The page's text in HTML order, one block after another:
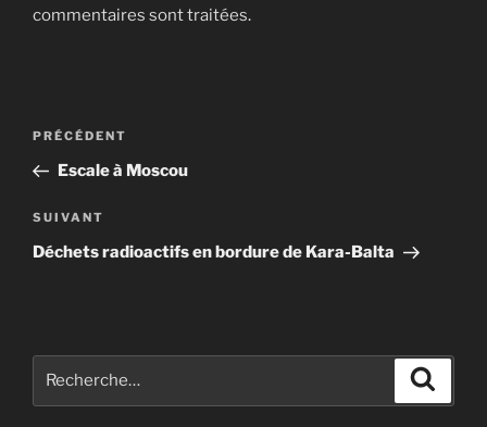
commentaires sont traitées.
Navigation
l’article
Article
précédent
PRÉCÉDENT
Escale à Moscou
Article
suivant
SUIVANT
Déchets radioactifs en bordure de Kara-Balta